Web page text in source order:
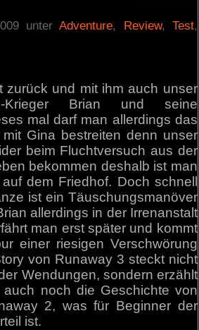
unterAdventure, Review, Test,
zurück und mit ihm auch unser
Krieger Brian und seine
mal darf man allerdings das
Gina bestreiten denn unser
beim Fluchtversuch aus der
bekommen deshalb ist man
dem Friedhof. Doch schnell
ist ein Täuschungsmanöver
allerdings in der Irrenanstalt
man erst später und kommt
einer riesigen Verschwörung
von Runaway 3 steckt nicht
Wendungen, sondern erzählt
noch die Geschichte von
2, was für Beginner der
ist.